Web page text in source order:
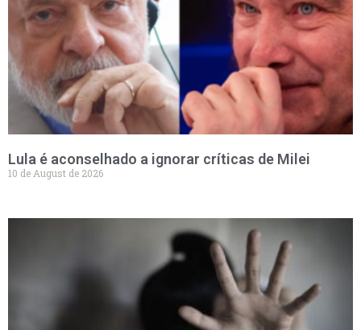
Lula é aconselhado a ignorar críticas de Milei
10 de August de 2026